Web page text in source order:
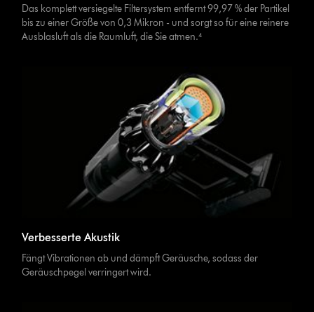
Das komplett versiegelte Filtersystem entfernt 99,97 % der Partikel
bis zu einer Größe von 0,3 Mikron - und sorgt so für eine reinere
Ausblasluft als die Raumluft, die Sie atmen.⁴
Verbesserte Akustik
Fängt Vibrationen ab und dämpft Geräusche, sodass der
Geräuschpegel verringert wird.